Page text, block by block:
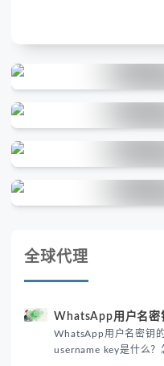
全球代理
WhatsApp用户名密
WhatsApp用户名密钥
username key是什么？